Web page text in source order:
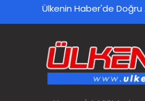
Ülkenin Haber'de Doğru